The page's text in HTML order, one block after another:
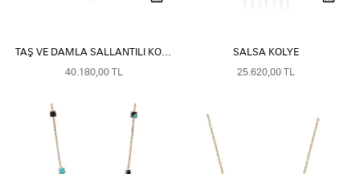
TAŞ VE DAMLA SALLANTILI KOLYE
40.180,00 TL
SALSA KOLYE
25.620,00 TL